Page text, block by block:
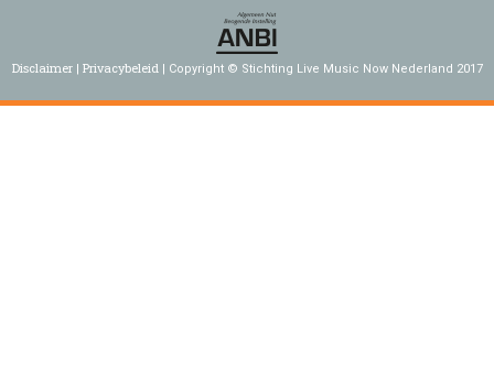
Disclaimer Privacybeleid Copyright © Stichting Live Music Now Nederland 2017